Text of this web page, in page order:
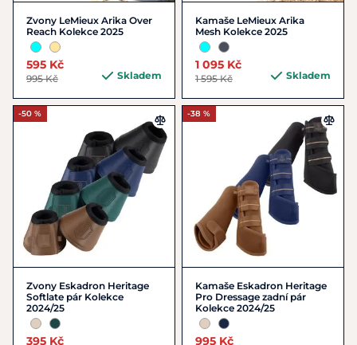
Zvony LeMieux Arika Over
Reach Kolekce 2025
595 Kč
995 Kč Skladem
Kamaše LeMieux Arika
Mesh Kolekce 2025
1 095 Kč
1 595 Kč Skladem
-50 %
Zvony Eskadron Heritage
Softlate pár Kolekce
2024/25
395 Kč
-38 %
Kamaše Eskadron Heritage
Pro Dressage zadní pár
Kolekce 2024/25
995 Kč